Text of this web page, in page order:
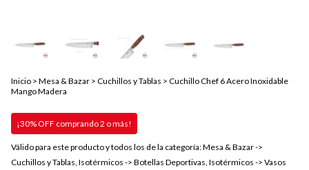
Inicio > Mesa & Bazar > Cuchillos y Tablas > Cuchillo Chef 6 Acero Inoxidable
Mango Madera
¡30% OFF comprando 2 o más!
Válido para este producto y todos los de la categoría: Mesa & Bazar ->
Cuchillos y Tablas, Isotérmicos -> Botellas Deportivas, Isotérmicos -> Vasos